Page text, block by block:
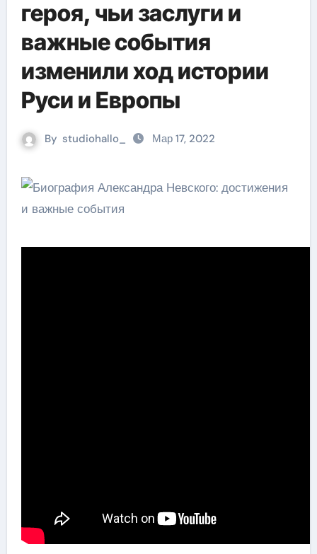
героя, чьи заслуги и
важные события
изменили ход истории
Руси и Европы
By studiohallo_ Мар 17, 2022